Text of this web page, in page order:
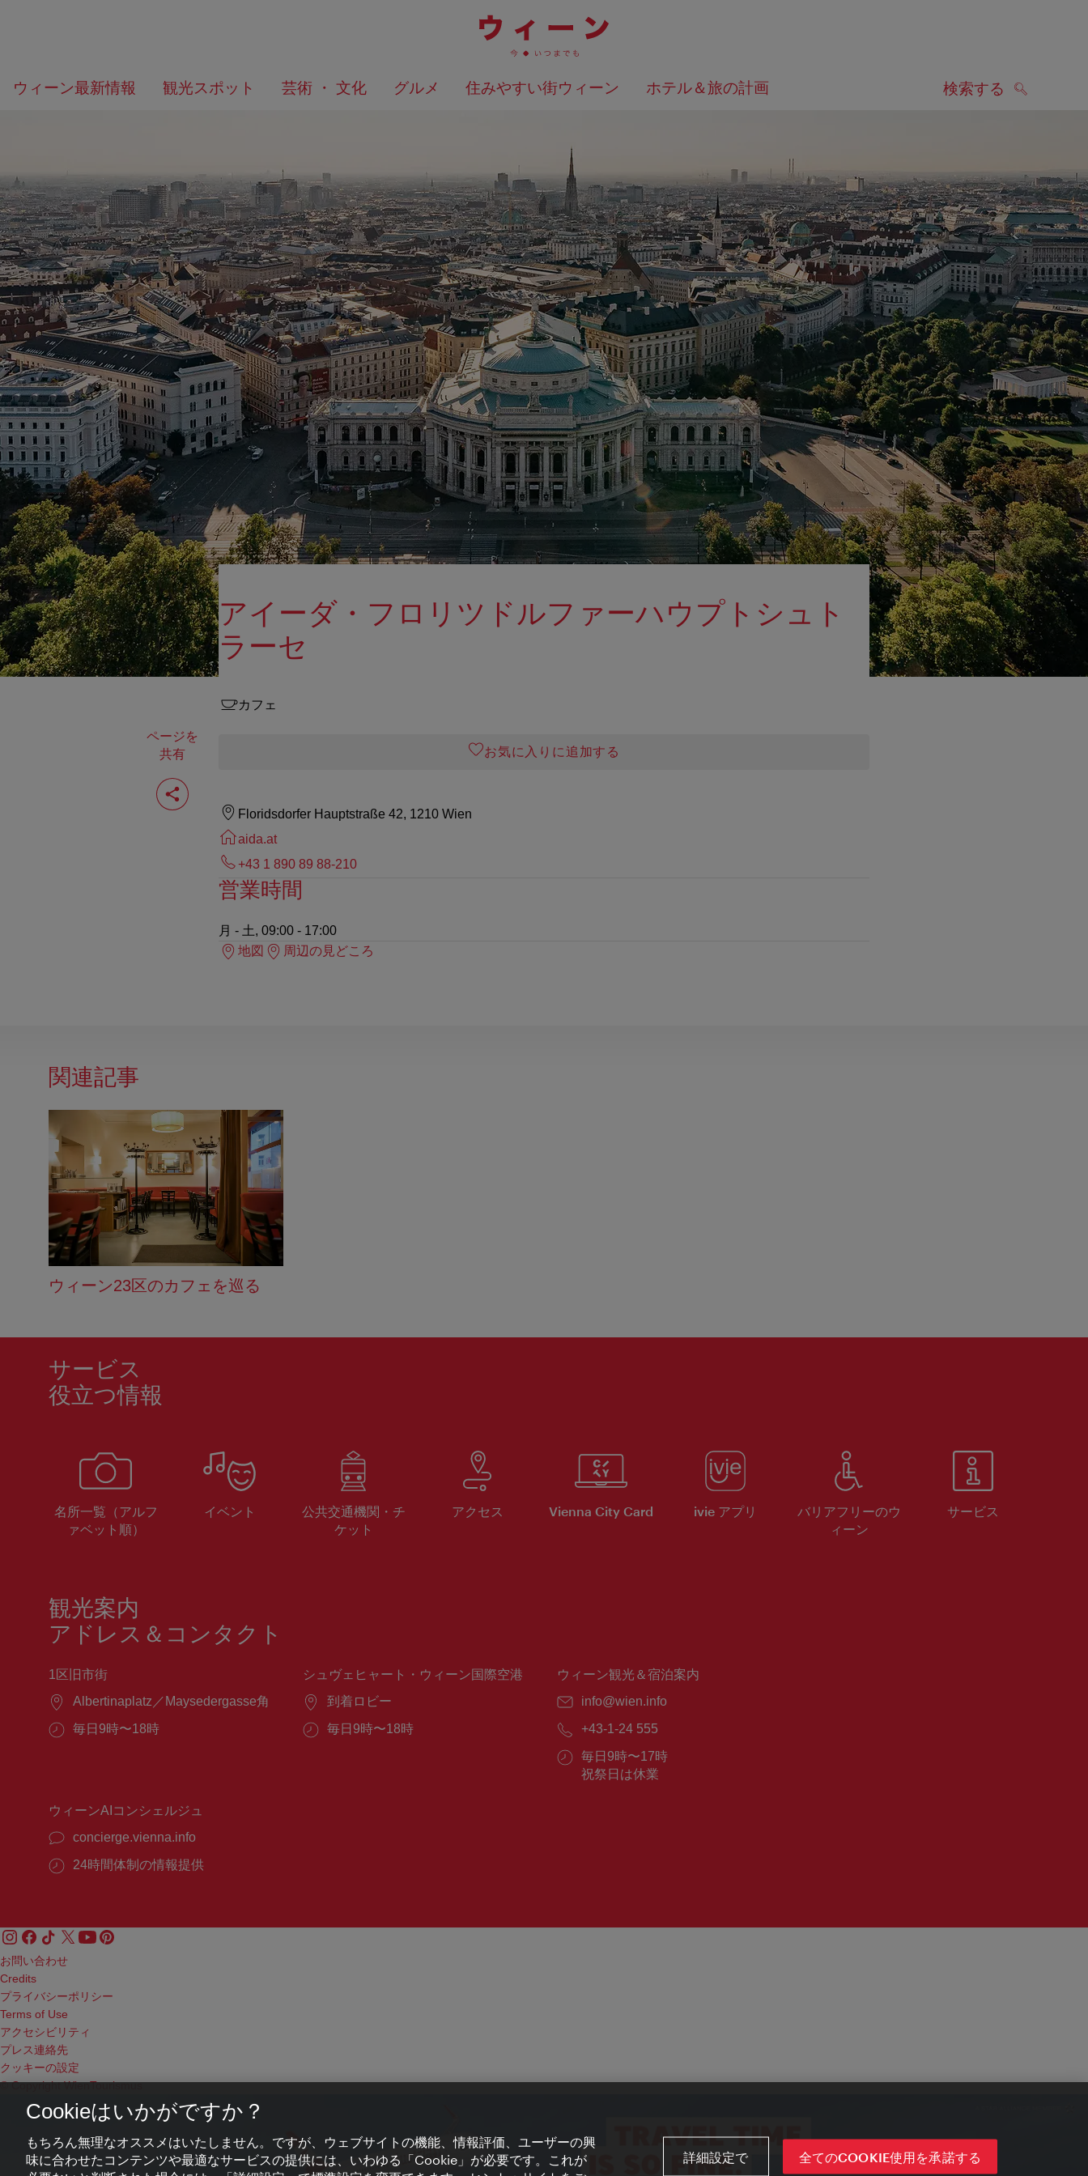
ニ
の
ッ
プ
へ
ウィーン最新情報 観光スポット 芸術 ・ 文化 グルメ 住みやすい街ウィーン ホテル＆旅の計画 検索する
何
を
か？
ページを
共有
ペ
ー
ジ
アイーダ・フロリツドルファーハウプトシュト
ラーセ
カフェ
お気に入りに追加する
Floridsdorfer Hauptstraße 42, 1210 Wien
aida.at
+43 1 890 89 88-210
営業時間
月 - 土, 09:00 - 17:00
地図
周辺の見どころ
関連記事
ウィーン23区のカフェを巡る
サービス
役立つ情報
名所一覧（アルフ
ァベット順）
イベント
公共交通機関・チ
ケット
アクセス Vienna City Card ivie アプリ
バリアフリーのウ
ィーン
サービス
観光案内
アドレス＆コンタクト
1区旧市街
場
Albertinaplatz／Maysedergasse角
営
毎日9時〜18時
シュヴェヒャート・ウィーン国際空港
場
到着ロビー
営
毎日9時〜18時
ウィーン観光＆宿泊案内
E
ー
ル：
info@wien.info
電
番
号：
+43-1-24 555
営
業
毎日9時〜17時
祝祭日は休業
ウィーンAIコンシェルジュ
concierge.vienna.info
24時間体制の情報提供
お問い合わせ
Credits
プライバシーポリシー
Terms of Use
アクセシビリティ
プレス連絡先
クッキーの設定
© Copyright WienTourismus
Cookieはいかがですか？
もちろん無理なオススメはいたしません。ですが、ウェブサイトの機能、情報評価、ユーザーの興
味に合わせたコンテンツや最適なサービスの提供には、いわゆる「Cookie」が必要です。これが
詳細設定で 全てのCOOKIE使用を承諾する